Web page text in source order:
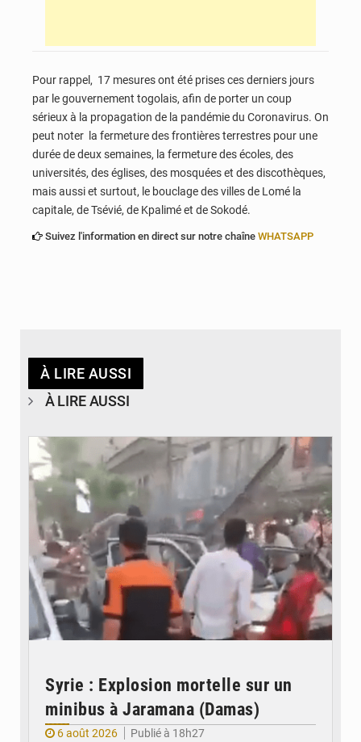
Pour rappel, 17 mesures ont été prises ces derniers jours
par le gouvernement togolais, afin de porter un coup
sérieux à la propagation de la pandémie du Coronavirus. On
peut noter la fermeture des frontières terrestres pour une
durée de deux semaines, la fermeture des écoles, des
universités, des églises, des mosquées et des discothèques,
mais aussi et surtout, le bouclage des villes de Lomé la
capitale, de Tsévié, de Kpalimé et de Sokodé.
Suivez l'information en direct sur notre chaîne WHATSAPP
À LIRE AUSSI
À LIRE AUSSI
Syrie : Explosion mortelle sur un
minibus à Jaramana (Damas)
6 août 2026
Publié à 18h27